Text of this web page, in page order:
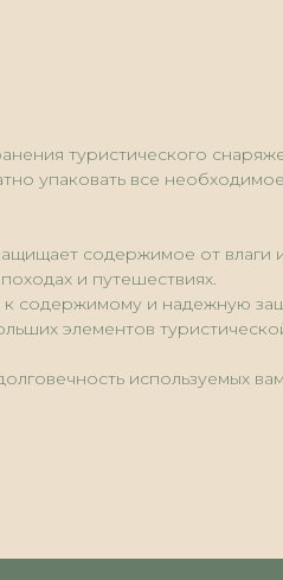
туристического
упаковать все
содержимое от влаги
и путешествиях.
содержимому и надежную
элементов
используемых